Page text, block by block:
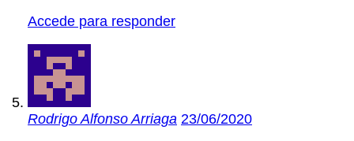
Accede para responder
Rodrigo Alfonso Arriaga 23/06/2020